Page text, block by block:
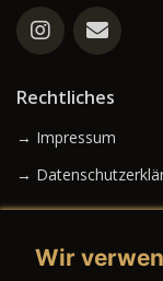
Rechtliches
→ Impressum
→
Wir